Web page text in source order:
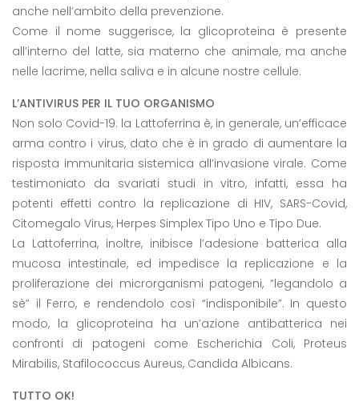
anche nell’ambito della prevenzione.
Come il nome suggerisce, la glicoproteina è presente
all’interno del latte, sia materno che animale, ma anche
nelle lacrime, nella saliva e in alcune nostre cellule.
L’ANTIVIRUS PER IL TUO ORGANISMO
Non solo Covid-19: la Lattoferrina è, in generale, un’efficace
arma contro i virus, dato che è in grado di aumentare la
risposta immunitaria sistemica all’invasione virale. Come
testimoniato da svariati studi in vitro, infatti, essa ha
potenti effetti contro la replicazione di HIV, SARS-Covid,
Citomegalo Virus, Herpes Simplex Tipo Uno e Tipo Due.
La Lattoferrina, inoltre, inibisce l’adesione batterica alla
mucosa intestinale, ed impedisce la replicazione e la
proliferazione dei microrganismi patogeni, “legandolo a
sè” il Ferro, e rendendolo così “indisponibile”. In questo
modo, la glicoproteina ha un’azione antibatterica nei
confronti di patogeni come Escherichia Coli, Proteus
Mirabilis, Stafilococcus Aureus, Candida Albicans.
TUTTO OK!